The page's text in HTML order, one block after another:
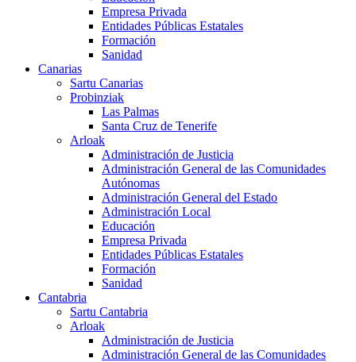
Empresa Privada
Entidades Públicas Estatales
Formación
Sanidad
Canarias
Sartu Canarias
Probinziak
Las Palmas
Santa Cruz de Tenerife
Arloak
Administración de Justicia
Administración General de las Comunidades
Autónomas
Administración General del Estado
Administración Local
Educación
Empresa Privada
Entidades Públicas Estatales
Formación
Sanidad
Cantabria
Sartu Cantabria
Arloak
Administración de Justicia
Administración General de las Comunidades